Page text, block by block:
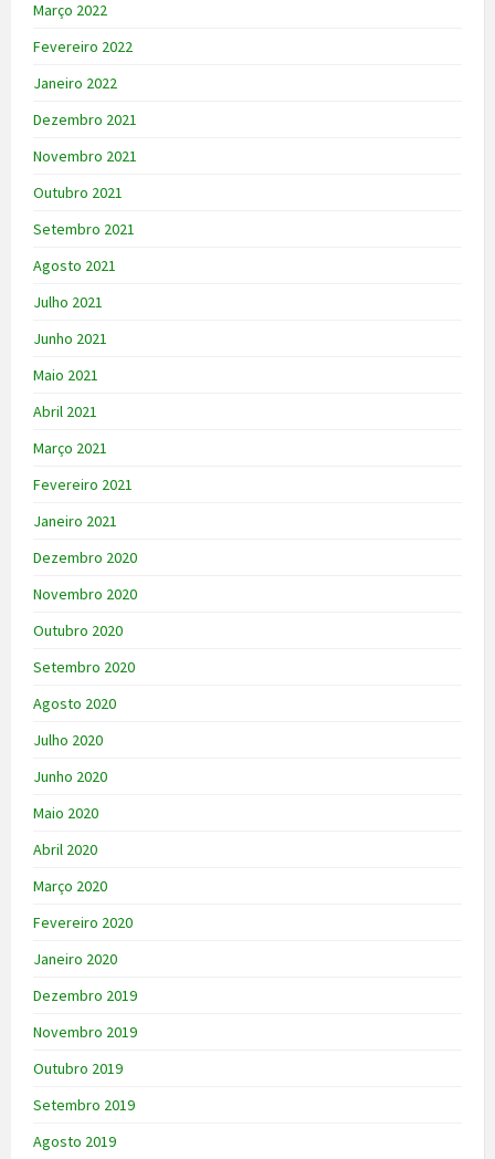
Março 2022
Fevereiro 2022
Janeiro 2022
Dezembro 2021
Novembro 2021
Outubro 2021
Setembro 2021
Agosto 2021
Julho 2021
Junho 2021
Maio 2021
Abril 2021
Março 2021
Fevereiro 2021
Janeiro 2021
Dezembro 2020
Novembro 2020
Outubro 2020
Setembro 2020
Agosto 2020
Julho 2020
Junho 2020
Maio 2020
Abril 2020
Março 2020
Fevereiro 2020
Janeiro 2020
Dezembro 2019
Novembro 2019
Outubro 2019
Setembro 2019
Agosto 2019